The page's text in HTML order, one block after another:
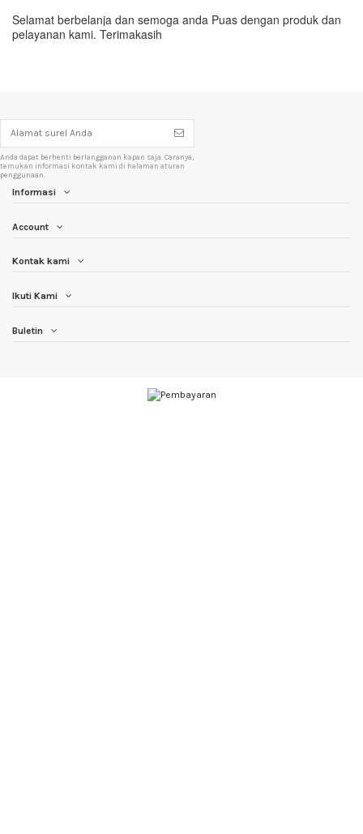
Selamat berbelanja dan semoga anda Puas dengan produk dan
pelayanan kami. Terimakasih
Anda dapat berhenti berlangganan kapan saja. Caranya,
temukan informasi kontak kami di halaman aturan
penggunaan.
Informasi
Account
Kontak kami
Ikuti Kami
Buletin